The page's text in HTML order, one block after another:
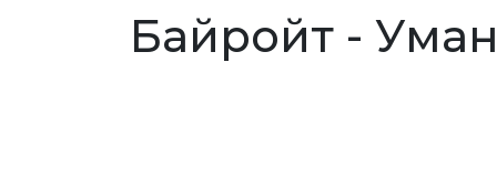
Байройт -